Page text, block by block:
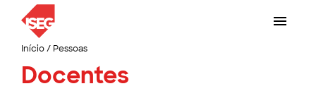
Início/ Pessoas
Docentes